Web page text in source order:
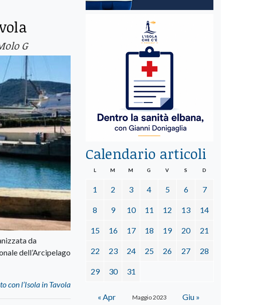
G
da
dell’Arcipelago
con l’Isola in Tavola
Calendario articoli
Maggio 2023
L M M G V S D
1 2 3 4 5 6 7
8 9 10 11 12 13 14
15 16 17 18 19 20 21
22 23 24 25 26 27 28
29 30 31
« Apr Giu »